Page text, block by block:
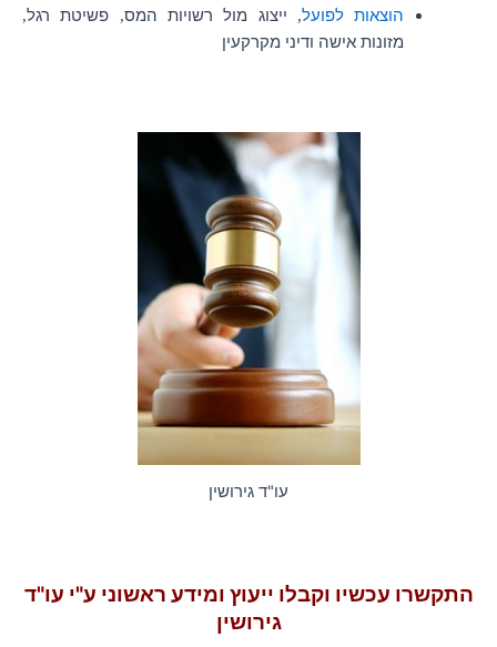
הוצאות לפועל, ייצוג מול רשויות המס, פשיטת רגל,
מזונות אישה ודיני מקרקעין
עו"ד גירושין
התקשרו עכשיו וקבלו ייעוץ ומידע ראשוני ע"י עו"ד
גירושין